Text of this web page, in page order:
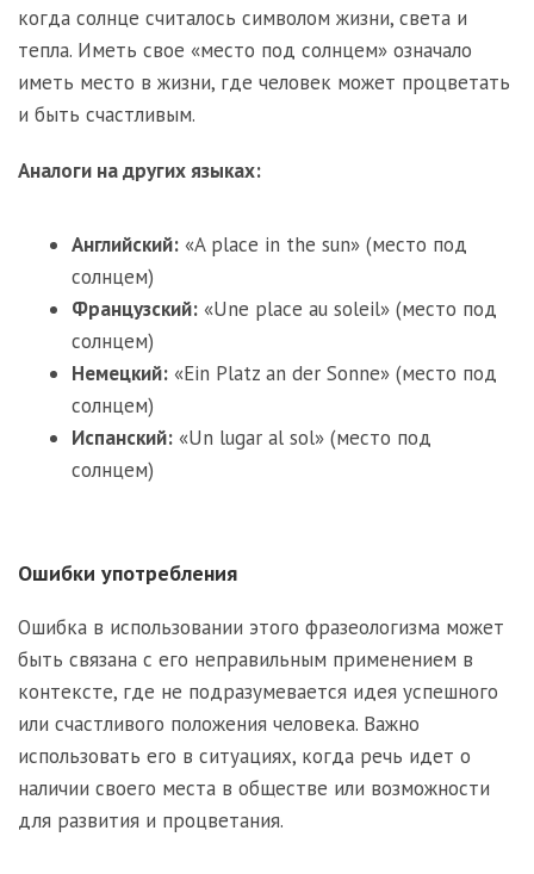
когда солнце считалось символом жизни, света и
тепла. Иметь свое «место под солнцем» означало
иметь место в жизни, где человек может процветать
и быть счастливым.
Аналоги на других языках:
Английский: «A place in the sun» (место под
солнцем)
Французский: «Une place au soleil» (место под
солнцем)
Немецкий: «Ein Platz an der Sonne» (место под
солнцем)
Испанский: «Un lugar al sol» (место под
солнцем)
Ошибки употребления
Ошибка в использовании этого фразеологизма может
быть связана с его неправильным применением в
контексте, где не подразумевается идея успешного
или счастливого положения человека. Важно
использовать его в ситуациях, когда речь идет о
наличии своего места в обществе или возможности
для развития и процветания.